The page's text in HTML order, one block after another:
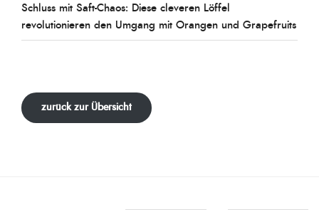
Schluss mit Saft-Chaos: Diese cleveren Löffel
revolutionieren den Umgang mit Orangen und Grapefruits
zurück zur Übersicht